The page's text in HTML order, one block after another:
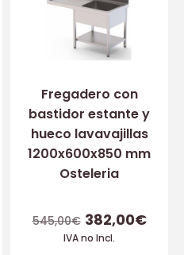
Fregadero con
bastidor estante y
hueco lavavajillas
1200x600x850 mm
Osteleria
545,00€ 382,00€
IVA no Incl.